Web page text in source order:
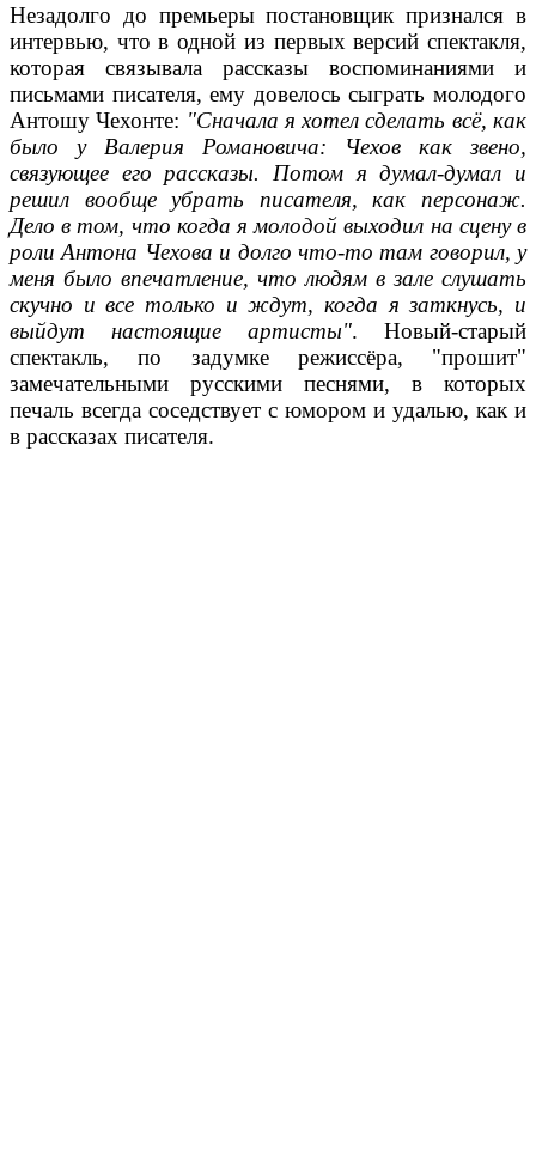
Незадолго до премьеры постановщик признался в
интервью, что в одной из первых версий спектакля,
которая связывала рассказы воспоминаниями и
письмами писателя, ему довелось сыграть молодого
Антошу Чехонте: "Сначала я хотел сделать всё, как
было у Валерия Романовича: Чехов как звено,
связующее его рассказы. Потом я думал-думал и
решил вообще убрать писателя, как персонаж.
Дело в том, что когда я молодой выходил на сцену в
роли Антона Чехова и долго что-то там говорил, у
меня было впечатление, что людям в зале слушать
скучно и все только и ждут, когда я заткнусь, и
выйдут настоящие артисты". Новый-старый
спектакль, по задумке режиссёра, "прошит"
замечательными русскими песнями, в которых
печаль всегда соседствует с юмором и удалью, как и
в рассказах писателя.